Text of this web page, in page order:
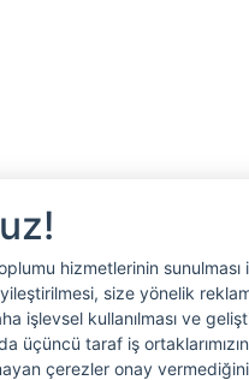
hizmetlerinin
size yönelik
işlevsel kullanılması ve
üçüncü taraf iş
çerezler onay